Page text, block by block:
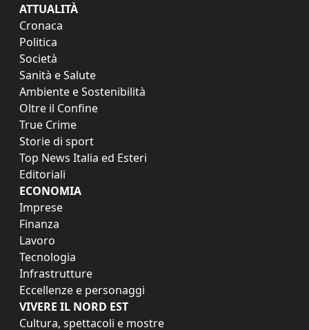
ATTUALITÀ
Cronaca
Politica
Società
Sanità e Salute
Ambiente e Sostenibilità
Oltre il Confine
True Crime
Storie di sport
Top News Italia ed Esteri
Editoriali
ECONOMIA
Imprese
Finanza
Lavoro
Tecnologia
Infrastrutture
Eccellenze e personaggi
VIVERE IL NORD EST
Cultura, spettacoli e mostre